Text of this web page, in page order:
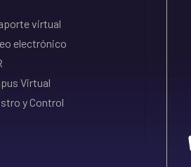
virtual
electrónico
Virtual
y Control